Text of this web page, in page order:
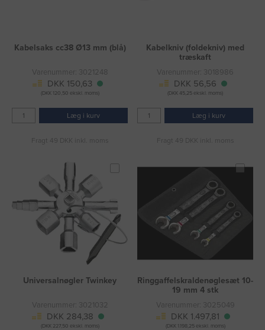
Kabelsaks cc38 Ø13 mm (blå)
Varenummer: 3021248
DKK 150,63
(DKK 120,50 ekskl. moms)
Læg i kurv
Fragt 49 DKK inkl. moms
Kabelkniv (foldekniv) med
træskaft
Varenummer: 3018986
DKK 56,56
(DKK 45,25 ekskl. moms)
Læg i kurv
Fragt 49 DKK inkl. moms
Universalnøgler Twinkey
Varenummer: 3021032
DKK 284,38
(DKK 227,50 ekskl. moms)
Ringgaffelskraldenøglesæt 10-
19 mm 4 stk
Varenummer: 3025049
DKK 1.497,81
(DKK 1.198,25 ekskl. moms)